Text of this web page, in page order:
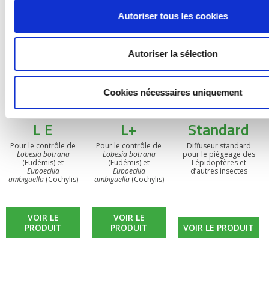
Autoriser tous les cookies
Autoriser la sélection
Cookies nécessaires uniquement
BIOOtwin®
L E
Pour le contrôle de
Lobesia botrana
(Eudémis) et
Eupoecilia
ambiguella(Cochylis)
VOIR LE
PRODUIT
BIOOtwin®
L+
Pour le contrôle de
Lobesia botrana
(Eudémis) et
Eupoecilia
ambiguella(Cochylis)
VOIR LE
PRODUIT
Diffuseur
Standard
Diffuseur standard
pour le piégeage des
Lépidoptères et
d’autres insectes
VOIR LE PRODUIT